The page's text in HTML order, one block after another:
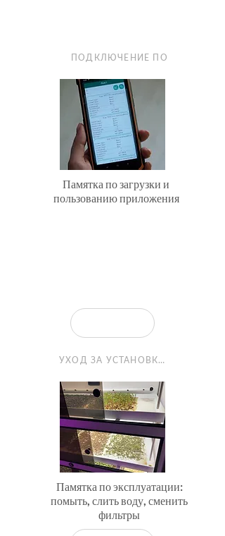
ПОДКЛЮЧЕНИЕ ПО
Памятка по загрузки и
пользованию приложения
УХОД ЗА УСТАНОВКОЙ
Памятка по эксплуатации:
помыть, слить воду, сменить
фильтры